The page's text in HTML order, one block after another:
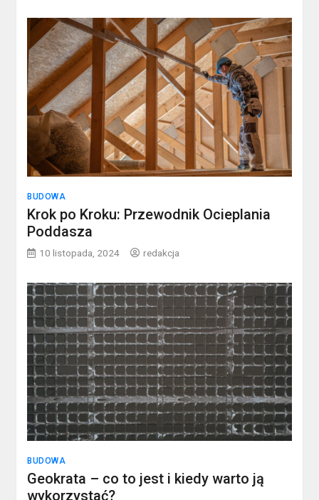
BUDOWA
Krok po Kroku: Przewodnik Ocieplania
Poddasza
10 listopada, 2024 redakcja
BUDOWA
Geokrata – co to jest i kiedy warto ją
wykorzystać?